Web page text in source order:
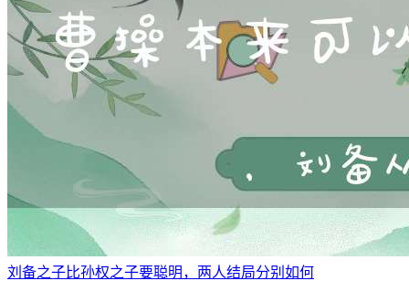
刘备之子比孙权之子要聪明，两人结局分别如何